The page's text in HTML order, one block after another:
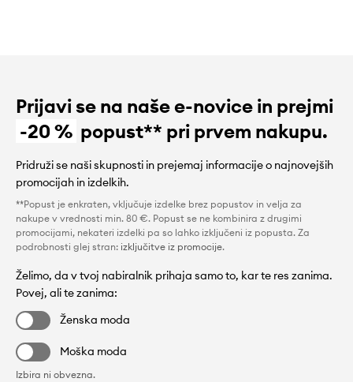
Prijavi se na naše e-novice in prejmi
-20 % popust** pri prvem nakupu.
Pridruži se naši skupnosti in prejemaj informacije o najnovejših
promocijah in izdelkih.
**Popust je enkraten, vključuje izdelke brez popustov in velja za
nakupe v vrednosti min. 80 €. Popust se ne kombinira z drugimi
promocijami, nekateri izdelki pa so lahko izključeni iz popusta. Za
podrobnosti glej stran: izključitve iz promocije.
Želimo, da v tvoj nabiralnik prihaja samo to, kar te res zanima.
Povej, ali te zanima:
Ženska moda
Moška moda
Izbira ni obvezna.